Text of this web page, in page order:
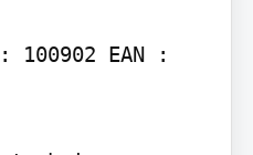
100902 EAN :